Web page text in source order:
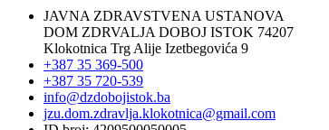
JAVNA ZDRAVSTVENA USTANOVA
DOM ZDRVALJA DOBOJ ISTOK 74207
Klokotnica Trg Alije Izetbegovića 9
+387 35 369-500
+387 35 720-539
info@dzdobojistok.ba
jzu.dom.zdravlja.klokotnica@gmail.com